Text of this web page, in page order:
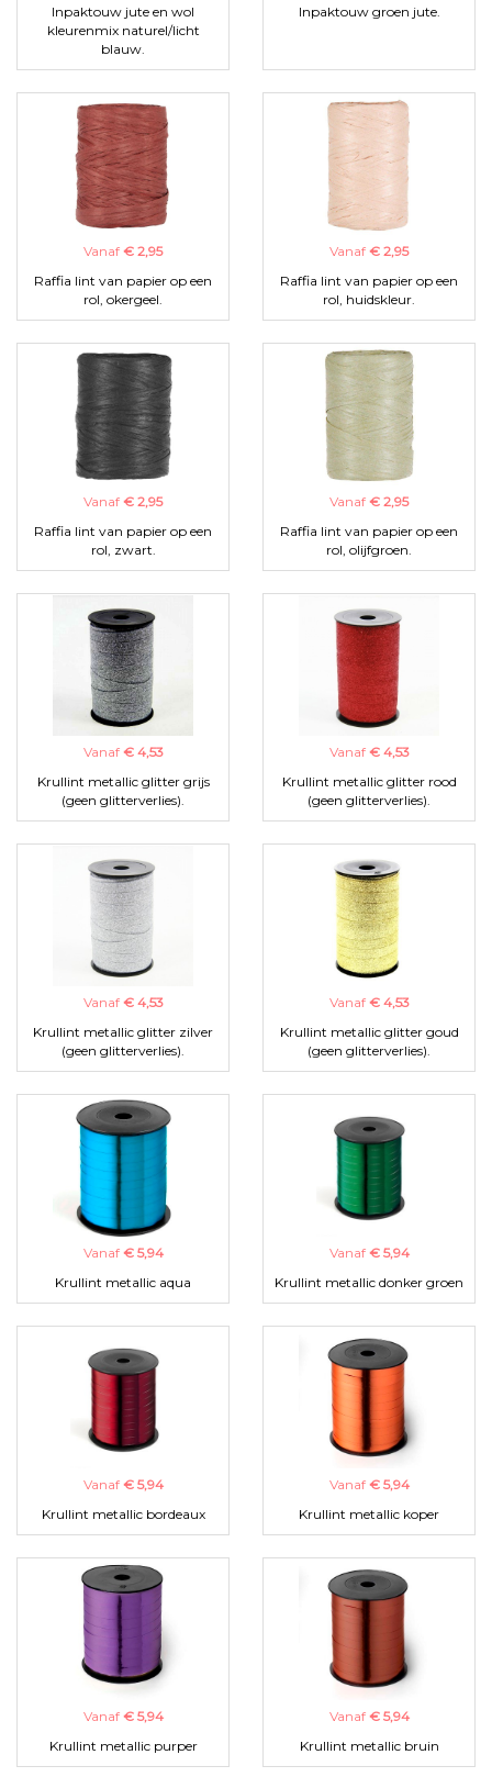
Inpaktouw jute en wol
kleurenmix naturel/licht
blauw.
Inpaktouw groen jute.
Vanaf € 2,95
Raffia lint van papier op een
rol, okergeel.
Vanaf € 2,95
Raffia lint van papier op een
rol, huidskleur.
Vanaf € 2,95
Raffia lint van papier op een
rol, zwart.
Vanaf € 2,95
Raffia lint van papier op een
rol, olijfgroen.
Vanaf € 4,53
Krullint metallic glitter grijs
(geen glitterverlies).
Vanaf € 4,53
Krullint metallic glitter rood
(geen glitterverlies).
Vanaf € 4,53
Krullint metallic glitter zilver
(geen glitterverlies).
Vanaf € 4,53
Krullint metallic glitter goud
(geen glitterverlies).
Vanaf € 5,94
Krullint metallic aqua
Vanaf € 5,94
Krullint metallic donker groen
Vanaf € 5,94
Krullint metallic bordeaux
Vanaf € 5,94
Krullint metallic koper
Vanaf € 5,94
Krullint metallic purper
Vanaf € 5,94
Krullint metallic bruin